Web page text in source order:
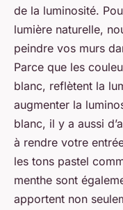
de la luminosité.
lumière naturelle,
peindre vos murs
Parce que les
blanc, reflètent la
augmenter la
blanc, il y a aussi
à rendre votre
les tons pastel
menthe sont
apportent non